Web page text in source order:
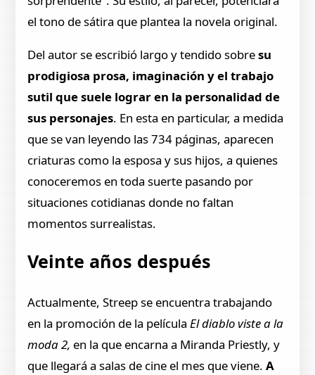
el tono de sátira que plantea la novela original.
Del autor se escribió largo y tendido sobresu
prodigiosa prosa, imaginación y el trabajo
sutil que suele lograr en la personalidad de
sus personajes. En esta en particular, a medida
que se van leyendo las 734 páginas, aparecen
criaturas como la esposa y sus hijos, a quienes
conoceremos en toda suerte pasando por
situaciones cotidianas donde no faltan
momentos surrealistas.
Veinte años después
Actualmente, Streep se encuentra trabajando
en la promoción de la películaEl diablo viste a la
moda 2, en la que encarna a Miranda Priestly, y
que llegará a salas de cine el mes que viene.A